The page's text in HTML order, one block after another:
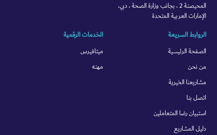
المحيصنة 2 ، بجانب وزارة الصحة ، دبي،
الإمارات العربية المتحدة
الروابط السريعة
الصفحة الرئيسية
من نحن
مشاريعنا الخيرية
اتصل بنا
استبيان رضا المتعاملين
دليل المشاريع
الخدمات الرقمية
ميتافيرس
مهنه